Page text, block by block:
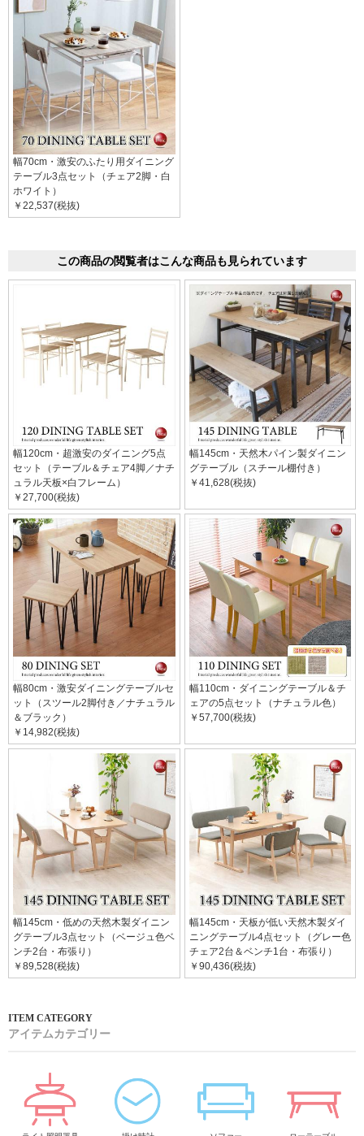
幅70cm・激安のふたり用ダイニング
テーブル3点セット（チェア2脚・白
ホワイト）
￥22,537(税抜)
この商品の閲覧者はこんな商品も見られています
幅120cm・超激安のダイニング5点
セット（テーブル＆チェア4脚／ナチ
ュラル天板×白フレーム）
￥27,700(税抜)
幅145cm・天然木パイン製ダイニン
グテーブル（スチール棚付き）
￥41,628(税抜)
幅80cm・激安ダイニングテーブルセ
ット（スツール2脚付き／ナチュラル
＆ブラック）
￥14,982(税抜)
幅110cm・ダイニングテーブル＆チ
ェアの5点セット（ナチュラル色）
￥57,700(税抜)
幅145cm・低めの天然木製ダイニン
グテーブル3点セット（ベージュ色ベ
ンチ2台・布張り）
￥89,528(税抜)
幅145cm・天板が低い天然木製ダイ
ニングテーブル4点セット（グレー色
チェア2台＆ベンチ1台・布張り）
￥90,436(税抜)
アイテムカテゴリー